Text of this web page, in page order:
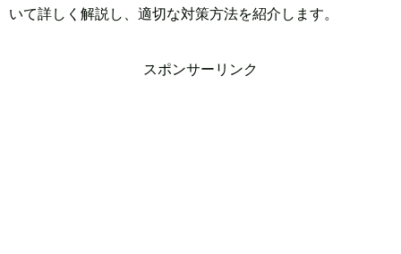
いて詳しく解説し、適切な対策方法を紹介します。
スポンサーリンク